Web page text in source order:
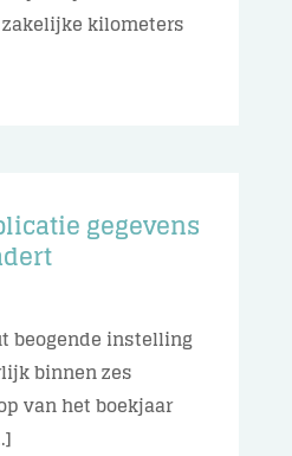
kilometers
gegevens
beogende instelling
binnen zes
van het boekjaar